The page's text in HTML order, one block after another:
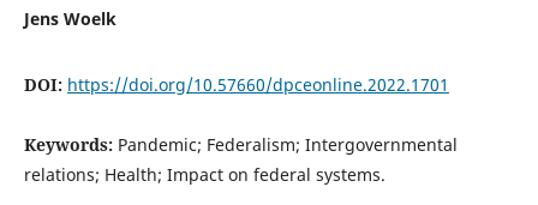
Jens Woelk
DOI: https://doi.org/10.57660/dpceonline.2022.1701
Keywords: Pandemic; Federalism; Intergovernmental
relations; Health; Impact on federal systems.